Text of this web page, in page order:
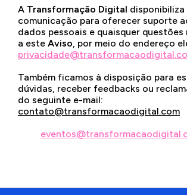
A Transformação Digital disponibiliza
comunicação para oferecer suporte
dados pessoais e quaisquer questões
a este Aviso, por meio do endereço
Também ficamos à disposição para
dúvidas, receber feedbacks ou
do seguinte e-mail:
contato@transformacaodigital.com